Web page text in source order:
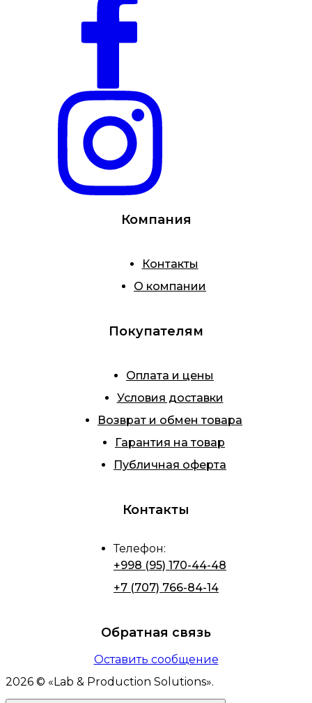
Компания
Контакты
О компании
Покупателям
Оплата и цены
Условия доставки
Возврат и обмен товара
Гарантия на товар
Публичная оферта
Контакты
Телефон:
+998 (95) 170-44-48
+7 (707) 766-84-14
Обратная связь
Оставить сообщение
2026 © « Lab & Production Solutions».